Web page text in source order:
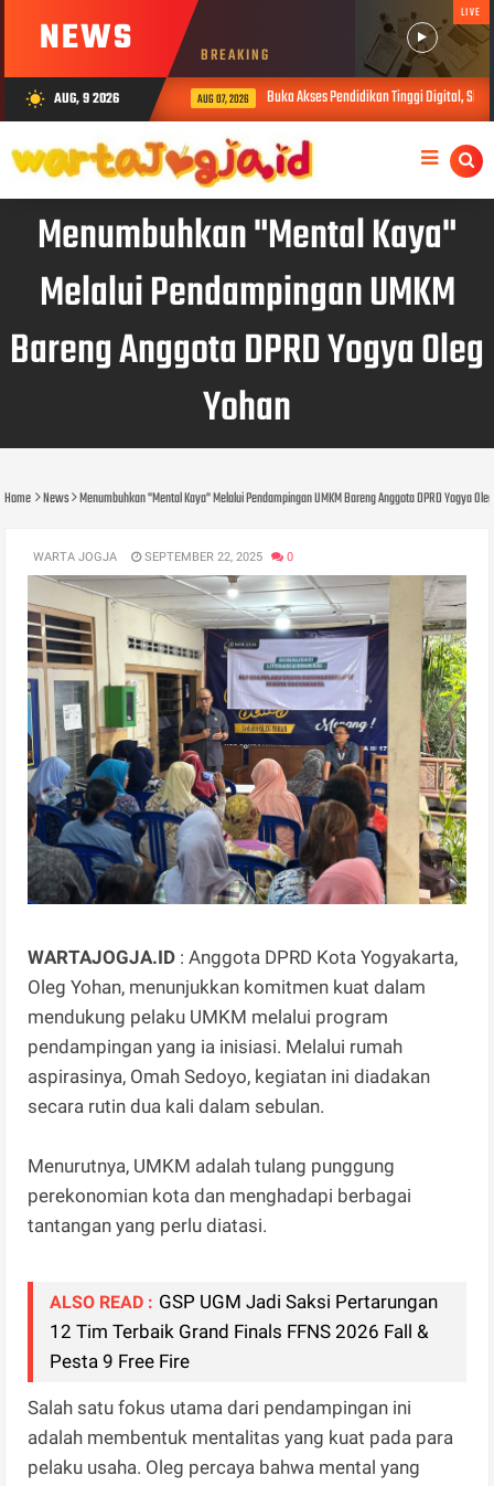
NEWS BREAKING
LIVE
wb_sunny AUG, 9 2026 AUG 07, 2026 Buka Akses Pendidikan Tinggi Digital,
Menumbuhkan "Mental Kaya"
Melalui Pendampingan UMKM
Bareng Anggota DPRD Yogya Oleg
Yohan
Home News Menumbuhkan "Mental Kaya" Melalui Pendampingan UMKM Bareng Anggota DPRD Yogya
WARTA JOGJA SEPTEMBER 22, 2025 0
WARTAJOGJA.ID : Anggota DPRD Kota Yogyakarta,
Oleg Yohan, menunjukkan komitmen kuat dalam
mendukung pelaku UMKM melalui program
pendampingan yang ia inisiasi. Melalui rumah
aspirasinya, Omah Sedoyo, kegiatan ini diadakan
secara rutin dua kali dalam sebulan.
Menurutnya, UMKM adalah tulang punggung
perekonomian kota dan menghadapi berbagai
tantangan yang perlu diatasi.
ALSO READ : GSP UGM Jadi Saksi Pertarungan
12 Tim Terbaik Grand Finals FFNS 2026 Fall &
Pesta 9 Free Fire
Salah satu fokus utama dari pendampingan ini
adalah membentuk mentalitas yang kuat pada para
pelaku usaha. Oleg percaya bahwa mental yang